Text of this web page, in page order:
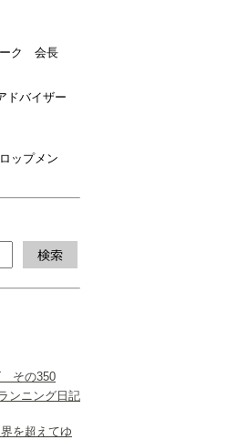
ーク 会長
ドバイザー
ップメン
その350
ンニング日記
を超えてゆ